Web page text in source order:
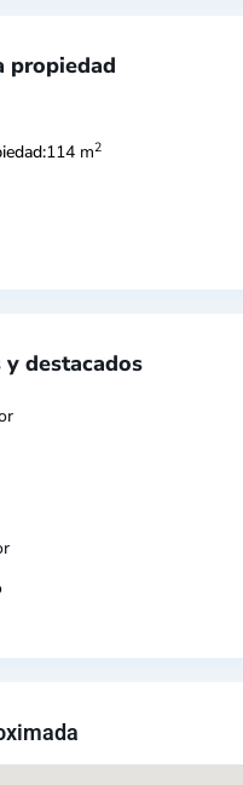
propiedad
114 m2
y destacados